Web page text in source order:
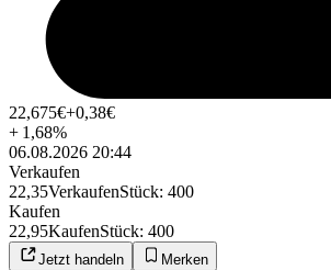
22,675€+0,38€
+ 1,68%
06.08.2026 20:44
Verkaufen
22,35VerkaufenStück: 400
Kaufen
22,95KaufenStück: 400
Jetzt handeln Merken